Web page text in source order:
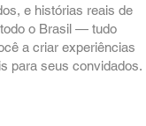
e histórias reais de
o Brasil — tudo
a criar experiências
para seus convidados.